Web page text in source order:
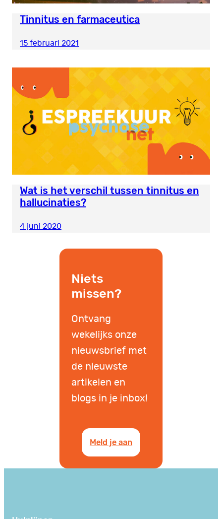
Tinnitus en farmaceutica
15 februari 2021
Wat is het verschil tussen tinnitus en
hallucinaties?
4 juni 2020
Niets
missen?
Ontvang
wekelijks onze
nieuwsbrief met
de nieuwste
artikelen en
blogs in je inbox!
Meld je aan